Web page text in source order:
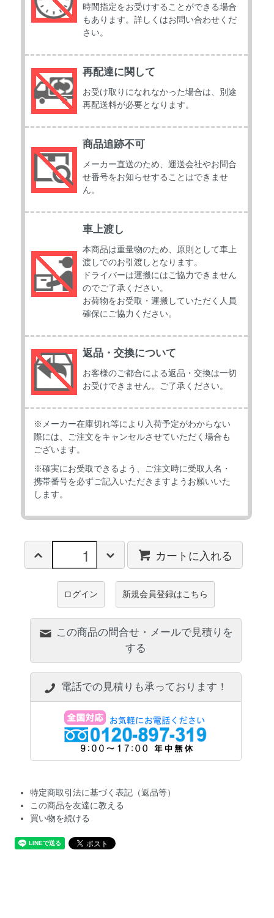
時間指定をお受けすることができる場合
もあります。詳しくはお問い合わせくだ
さい。
再配達に関して
お受け取りになれなかった場合は、別途
再配送料が必要となります。
商品追跡不可
メーカー直送のため、運送会社やお問合
せ番号をお知らせすることはできませ
ん。
車上渡し
本商品は重量物のため、原則として車上
渡しでのお引渡しとなります。
ドライバーは運搬にはご協力できません
のでご了承ください。
お荷物をお受取・運搬していただく人員
確保にご協力ください。
返品・交換について
お客様のご都合による返品・交換は一切
お受けできません。ご了承ください。
※メーカー在庫切れ等により入荷予定がわからない
際には、ご注文をキャンセルさせていただく場合も
ございます。
※確実にお受取できるよう、ご注文時に受取人名・
携帯番号を必ずご記入いただきますようお願いいた
します。
カートに入れる
ログイン 新規会員登録はこちら
この商品の問合せ・メールで見積りを
する
電話での見積りも承っております！
特定商取引法に基づく表記（返品等）
この商品を友達に教える
買い物を続ける